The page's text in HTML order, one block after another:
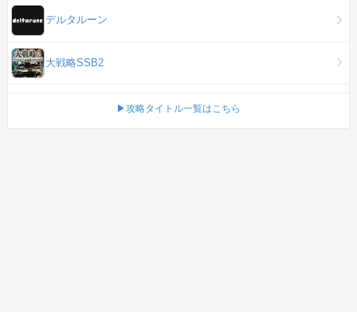
デルタルーン
大戦略SSB2
▶攻略タイトル一覧はこちら